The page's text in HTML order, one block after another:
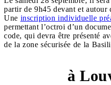
partir de 9h45 devant et
Une inscription individuelle
permettant l’octroi d’un
code, qui devra être présenté
de la zone sécurisée de la
à